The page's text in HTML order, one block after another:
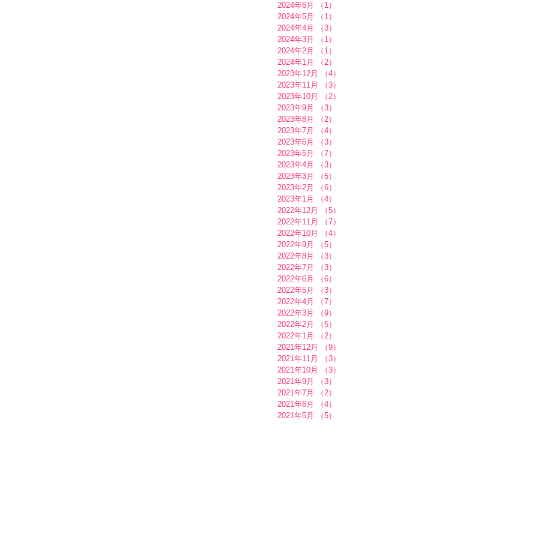
2024年6月
（1）
2024年5月
（1）
2024年4月
（3）
2024年3月
（1）
2024年2月
（1）
2024年1月
（2）
2023年12月
（4）
2023年11月
（3）
2023年10月
（2）
2023年9月
（3）
2023年8月
（2）
2023年7月
（4）
2023年6月
（3）
2023年5月
（7）
2023年4月
（3）
2023年3月
（5）
2023年2月
（6）
2023年1月
（4）
2022年12月
（5）
2022年11月
（7）
2022年10月
（4）
2022年9月
（5）
2022年8月
（3）
2022年7月
（3）
2022年6月
（6）
2022年5月
（3）
2022年4月
（7）
2022年3月
（9）
2022年2月
（5）
2022年1月
（2）
2021年12月
（9）
2021年11月
（3）
2021年10月
（3）
2021年9月
（3）
2021年7月
（2）
2021年6月
（4）
2021年5月
（5）